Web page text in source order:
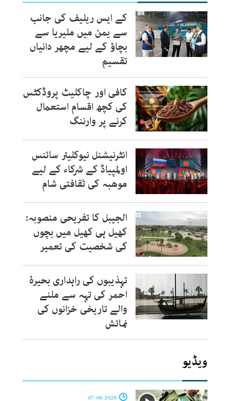
کے ایس ریلیف کی جانب
سے یمن میں ملیریا سے
بچاؤ کے لیے مچھر دانیاں
تقسیم
کافی اور چاکلیٹ پروڈکٹس
کی کچھ اقسام استعمال
کرنے پر وارننگ
انٹرنیشنل نیوکلیئر سائنس
اولمپیاڈ کے شرکاء کے لیے
موھبہ کی ثقافتی شام
الجیبل کا تفریحی منصوبہ:
کھیل ہی کھیل میں بچوں
کی شخصیت کی تعمیر
تہذیبوں کی راہداری بحیرۂ
احمر کی تہہ سے ملنے
والے تاریخی خزانوں کی
نمائش
ویڈیو